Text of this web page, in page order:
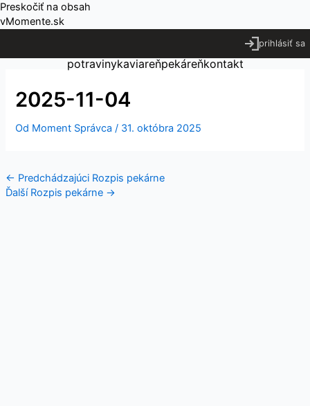
Preskočiť na obsah
vMomente.sk
prihlásiť sa
potravinykaviareňpekáreňkontakt
2025-11-04
Od Moment Správca/ 31. októbra 2025
← Predchádzajúci Rozpis pekárne
Ďalší Rozpis pekárne →